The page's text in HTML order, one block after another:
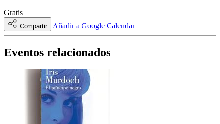
Gratis
Compartir Añadir a Google Calendar
Eventos relacionados